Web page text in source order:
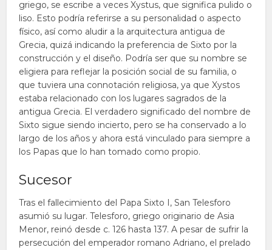
griego, se escribe a veces Xystus, que significa pulido o
liso. Esto podría referirse a su personalidad o aspecto
físico, así como aludir a la arquitectura antigua de
Grecia, quizá indicando la preferencia de Sixto por la
construcción y el diseño. Podría ser que su nombre se
eligiera para reflejar la posición social de su familia, o
que tuviera una connotación religiosa, ya que Xystos
estaba relacionado con los lugares sagrados de la
antigua Grecia. El verdadero significado del nombre de
Sixto sigue siendo incierto, pero se ha conservado a lo
largo de los años y ahora está vinculado para siempre a
los Papas que lo han tomado como propio.
Sucesor
Tras el fallecimiento del Papa Sixto I, San Telesforo
asumió su lugar. Telesforo, griego originario de Asia
Menor, reinó desde c. 126 hasta 137. A pesar de sufrir la
persecución del emperador romano Adriano, el prelado